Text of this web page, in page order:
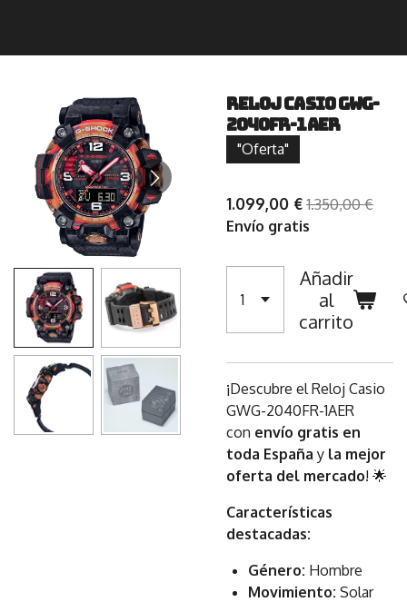
Reloj Casio GWG-
2040FR-1AER
"Oferta"
1.099,00 €1.350,00 €
Envío gratis
Añadir
al
carrito
¡Descubre el Reloj Casio
GWG-2040FR-1AER
con envío gratis en
toda España y la mejor
oferta del mercado! 🌟
Características
destacadas:
Género: Hombre
Movimiento: Solar